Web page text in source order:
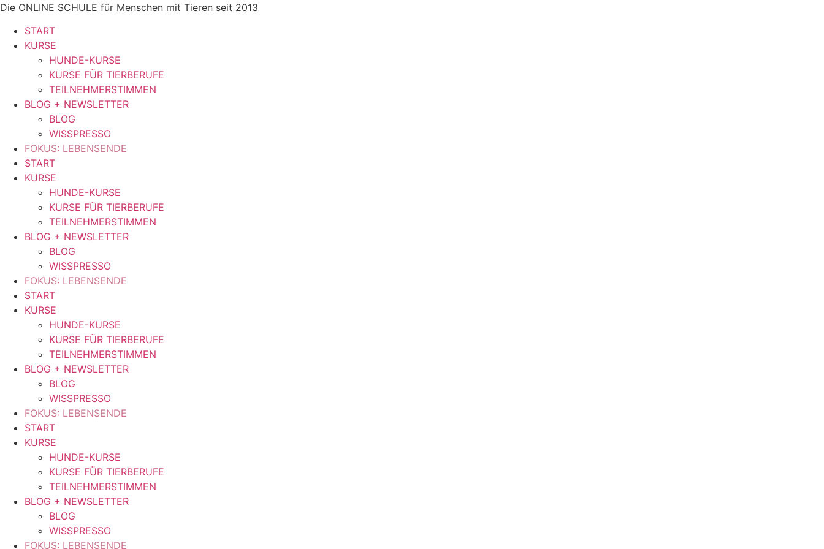
Zum
springen
Die ONLINE SCHULE für Menschen mit Tieren seit 2013
START
KURSE
HUNDE-KURSE
KURSE FÜR TIERBERUFE
TEILNEHMERSTIMMEN
BLOG + NEWSLETTER
BLOG
WISSPRESSO
FOKUS: LEBENSENDE
START
KURSE
HUNDE-KURSE
KURSE FÜR TIERBERUFE
TEILNEHMERSTIMMEN
BLOG + NEWSLETTER
BLOG
WISSPRESSO
FOKUS: LEBENSENDE
START
KURSE
HUNDE-KURSE
KURSE FÜR TIERBERUFE
TEILNEHMERSTIMMEN
BLOG + NEWSLETTER
BLOG
WISSPRESSO
FOKUS: LEBENSENDE
START
KURSE
HUNDE-KURSE
KURSE FÜR TIERBERUFE
TEILNEHMERSTIMMEN
BLOG + NEWSLETTER
BLOG
WISSPRESSO
FOKUS: LEBENSENDE